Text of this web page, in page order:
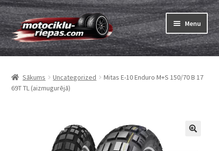
Skip
to
navigation
Skip
to
content
Menu
Riepas
Expand
menu
Kameras
Expand
Viss par riepām
Expand
Sākums Uncategorized
Mitas E-10 Enduro M+S 150/70 B 17
69T TL (aizmugurējā)